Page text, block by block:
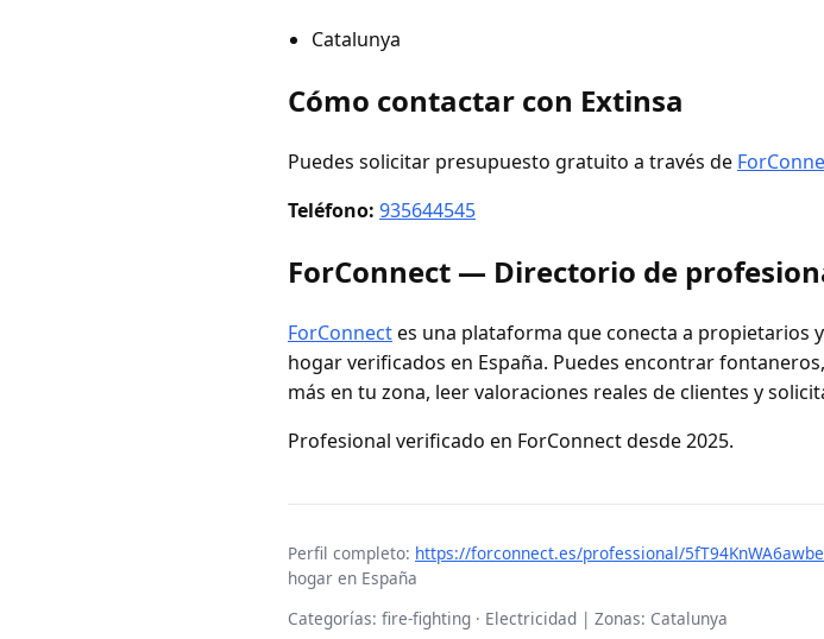
Catalunya
Cómo contactar con Extinsa
Puedes solicitar presupuesto gratuito a través de
Teléfono: 935644545
ForConnect — Directorio de
ForConnectes una plataforma que conecta a propietarios
hogar verificados en España. Puedes encontrar
más en tu zona, leer valoraciones reales de clientes y
Profesional verificado en ForConnect desde 2025.
Perfil completo: https://forconnect.es/professional/
hogar en España
Categorías: fire-fighting · Electricidad | Zonas: Catalunya